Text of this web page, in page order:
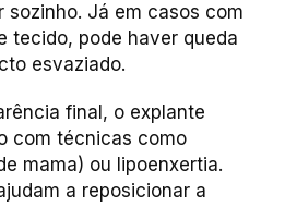
sozinho. Já em casos com
tecido, pode haver queda
esvaziado.
final, o explante
com técnicas como
mama) ou lipoenxertia.
a reposicionar a